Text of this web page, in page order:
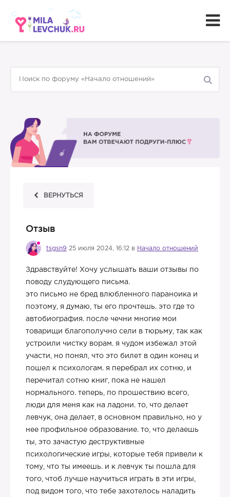
ВЕРНУТЬСЯ
Отзыв
tsgsn9 25 июля 2024, 16:12 в Начало отношений
Здравствуйте! Хочу услышать ваши отзывы по
поводу слудующего письма.
это письмо не бред влюбленного параноика и
поэтому, я думаю, ты его прочтешь. это где то
автобиография. после чечни многие мои
товарищи благополучно сели в тюрьму, так как
устроили чистку ворам. я чудом избежал этой
участи, но понял, что это билет в один конец и
пошел к психологам. я перебрал их сотню, и
перечитал сотню книг, пока не нашел
нормального. теперь, по прошествию всего,
люди для меня как на ладони. то, что делает
левчук, она делает, в основном правильно, но у
нее профильное образование. то, что делаешь
ты, это зачастую деструктивные
психологические игры, которые тебя привели к
тому, что ты имеешь. и к левчук ты пошла для
того, чтоб лучше научиться играть в эти игры,
под видом того, что тебе захотелось наладить